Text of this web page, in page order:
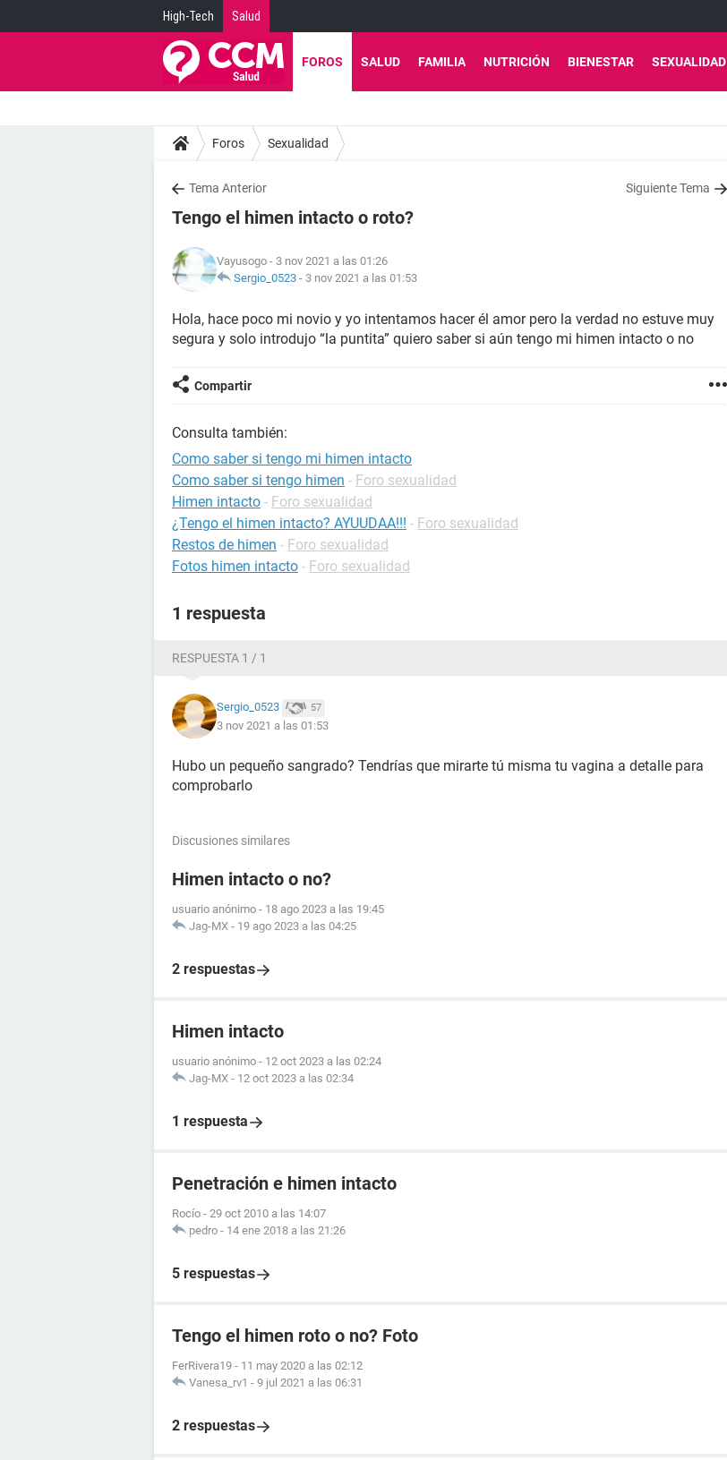
High-Tech Salud
FOROS SALUD FAMILIA NUTRICIÓN BIENESTAR SEXUALIDAD
Foros Sexualidad
Tema Anterior Siguiente Tema
Tengo el himen intacto o roto?
Vayusogo - 3 nov 2021 a las 01:26
Sergio_0523 - 3 nov 2021 a las 01:53
Hola, hace poco mi novio y yo intentamos hacer él amor pero la verdad no estuve muy
segura y solo introdujo “la puntita” quiero saber si aún tengo mi himen intacto o no
Compartir
Consulta también:
Como saber si tengo mi himen intacto
Como saber si tengo himen - Foro sexualidad
Himen intacto - Foro sexualidad
¿Tengo el himen intacto? AYUUDAA!!! - Foro sexualidad
Restos de himen - Foro sexualidad
Fotos himen intacto - Foro sexualidad
1 respuesta
RESPUESTA 1 / 1
Sergio_0523 57
3 nov 2021 a las 01:53
Hubo un pequeño sangrado? Tendrías que mirarte tú misma tu vagina a detalle para
comprobarlo
Discusiones similares
Himen intacto o no?
usuario anónimo - 18 ago 2023 a las 19:45
Jag-MX - 19 ago 2023 a las 04:25
2 respuestas
Himen intacto
usuario anónimo - 12 oct 2023 a las 02:24
Jag-MX - 12 oct 2023 a las 02:34
1 respuesta
Penetración e himen intacto
Rocío - 29 oct 2010 a las 14:07
pedro - 14 ene 2018 a las 21:26
5 respuestas
Tengo el himen roto o no? Foto
FerRivera19 - 11 may 2020 a las 02:12
Vanesa_rv1 - 9 jul 2021 a las 06:31
2 respuestas